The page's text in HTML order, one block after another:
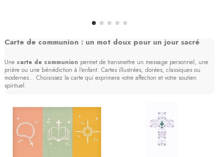
Carte de communion : un mot doux pour un jour sacré
Une carte de communion permet de transmettre un message personnel, une
prière ou une bénédiction à l’enfant. Cartes illustrées, dorées, classiques ou
modernes… Choisissez la carte qui exprimera votre affection et votre soutien
spirituel.